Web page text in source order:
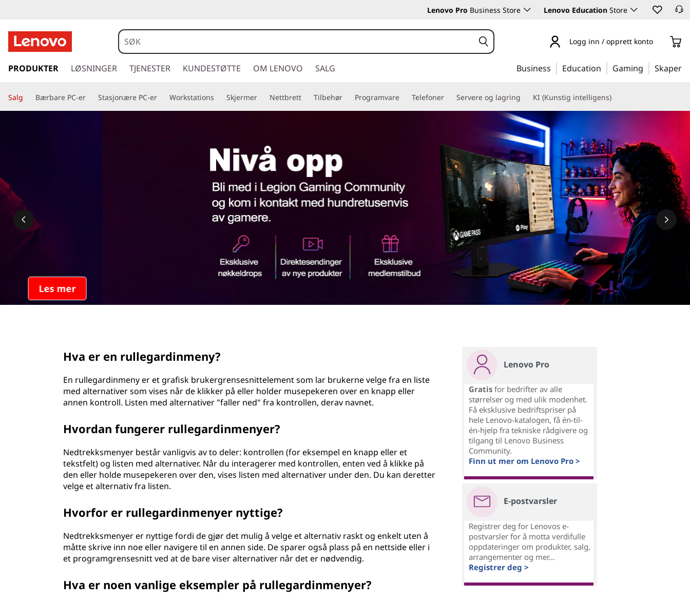
Lenovo Pro Business Store Lenovo Education Store
å
l
h
n
n
Logg inn / opprett konto
PRODUKTER LØSNINGER TJENESTER KUNDESTØTTE OM LENOVO SALG Business Education Gaming Skaper
Salg Bærbare PC-er Stasjonære PC-er Workstations Skjermer Nettbrett Tilbehør Programvare Telefoner Servere og lagring KI (Kunstig intelligens)
Les mer
Hva er en rullegardinmeny?
En rullegardinmeny er et grafisk brukergrensesnittelement som lar brukerne velge fra en liste
med alternativer som vises når de klikker på eller holder musepekeren over en knapp eller
annen kontroll. Listen med alternativer "faller ned" fra kontrollen, derav navnet.
Hvordan fungerer rullegardinmenyer?
Nedtrekksmenyer består vanligvis av to deler: kontrollen (for eksempel en knapp eller et
tekstfelt) og listen med alternativer. Når du interagerer med kontrollen, enten ved å klikke på
den eller holde musepekeren over den, vises listen med alternativer under den. Du kan deretter
velge et alternativ fra listen.
Hvorfor er rullegardinmenyer nyttige?
Nedtrekksmenyer er nyttige fordi de gjør det mulig å velge et alternativ raskt og enkelt uten å
måtte skrive inn noe eller navigere til en annen side. De sparer også plass på en nettside eller i
et programgrensesnitt ved at de bare viser alternativer når det er nødvendig.
Hva er noen vanlige eksempler på rullegardinmenyer?
Lenovo Pro
Gratis for bedrifter av alle
størrelser og med ulik modenhet.
Få eksklusive bedriftspriser på
hele Lenovo-katalogen, få én-til-
én-hjelp fra tekniske rådgivere og
tilgang til Lenovo Business
Community.
Finn ut mer om Lenovo Pro >
E-postvarsler
Registrer deg for Lenovos e-
postvarsler for å motta verdifulle
oppdateringer om produkter, salg,
arrangementer og mer...
Registrer deg >